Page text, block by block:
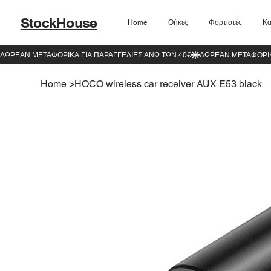
StockHouse Home Θήκες Φορτιστές
Home >HOCO wireless car receiver AUX E53 black